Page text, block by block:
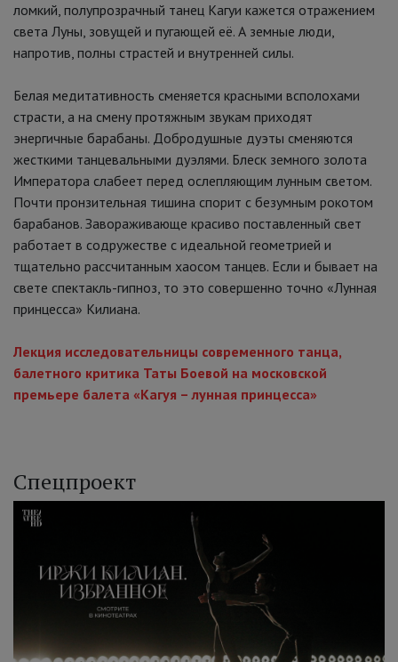
ломкий, полупрозрачный танец Кагуи кажется отражением
света Луны, зовущей и пугающей её. А земные люди,
напротив, полны страстей и внутренней силы.
Белая медитативность сменяется красными всполохами
страсти, а на смену протяжным звукам приходят
энергичные барабаны. Добродушные дуэты сменяются
жесткими танцевальными дуэлями. Блеск земного золота
Императора слабеет перед ослепляющим лунным светом.
Почти пронзительная тишина спорит с безумным рокотом
барабанов. Завораживающе красиво поставленный свет
работает в содружестве с идеальной геометрией и
тщательно рассчитанным хаосом танцев. Если и бывает на
свете спектакль-гипноз, то это совершенно точно «Лунная
принцесса» Килиана.
Лекция исследовательницы современного танца,
балетного критика Таты Боевой на московской
премьере балета «Кагуя – лунная принцесса»
Спецпроект